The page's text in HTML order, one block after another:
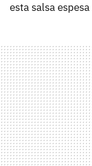
esta salsa